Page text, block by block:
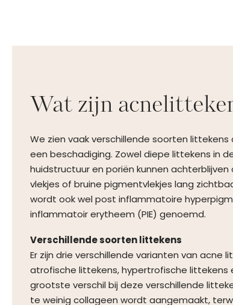
Wat zijn
We zien vaak verschillende soorten
een beschadiging. Zowel diepe littekens in
huidstructuur en poriën kunnen achterblijven
vlekjes of bruine pigmentvlekjes lang
wordt ook wel post inflammatoire
inflammatoir erytheem (PIE) genoemd.
Verschillende soorten littekens
Er zijn drie verschillende varianten van acne
atrofische littekens, hypertrofische littekens
grootste verschil bij deze verschillende
te weinig collageen wordt aangemaakt,